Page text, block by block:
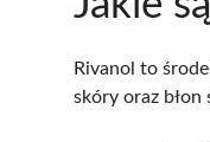
Rivanol to
skóry oraz